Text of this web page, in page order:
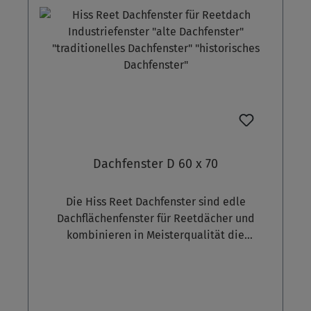
1,55 W/m2KThermische Trennung. Öffnen des
Fensters mittels Feststeller Weitere
Fenstervarianten - z. B. mit Kreuzeinteilung
oder Doppelteilung - auf Anfrage.
Dachfenster D 60 x 70
Die Hiss Reet Dachfenster sind edle
Dachflächenfenster für Reetdächer und
kombinieren in Meisterqualität die